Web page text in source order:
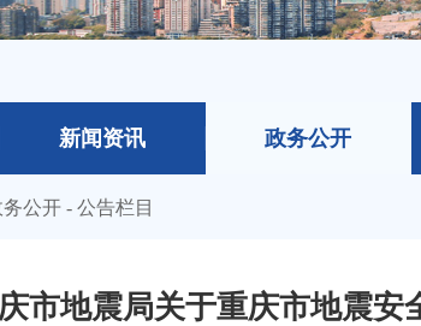
新闻资讯 政务公开
务公开 - 公告栏目
市地震局关于重庆市地震安